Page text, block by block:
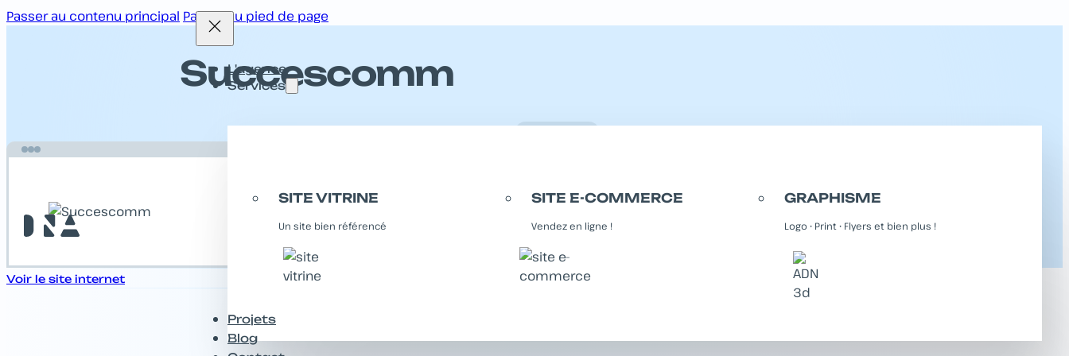
Passer au contenu principal Passer au pied de page
L'agence
Services
SITE VITRINE
Un site bien référencé
SITE E-COMMERCE
Vendez en ligne !
GRAPHISME
Logo • Print • Flyers et bien plus !
Projets
Blog
Succescomm
Voir le site internet